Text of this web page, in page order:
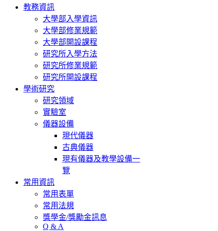
教務資訊
大學部入學資訊
大學部修業規範
大學部開設課程
研究所入學方法
研究所修業規範
研究所開設課程
學術研究
研究領域
實驗室
儀器設備
現代儀器
古典儀器
現有儀器及教學設備一
覽
常用資訊
常用表單
常用法規
獎學金/獎勵金訊息
Q & A